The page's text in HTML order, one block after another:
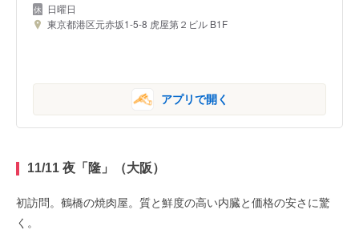
日曜日
東京都港区元赤坂1-5-8 虎屋第２ビル B1F
アプリで開く
11/11 夜「隆」（大阪）
初訪問。鶴橋の焼肉屋。質と鮮度の高い内臓と価格の安さに驚
く。